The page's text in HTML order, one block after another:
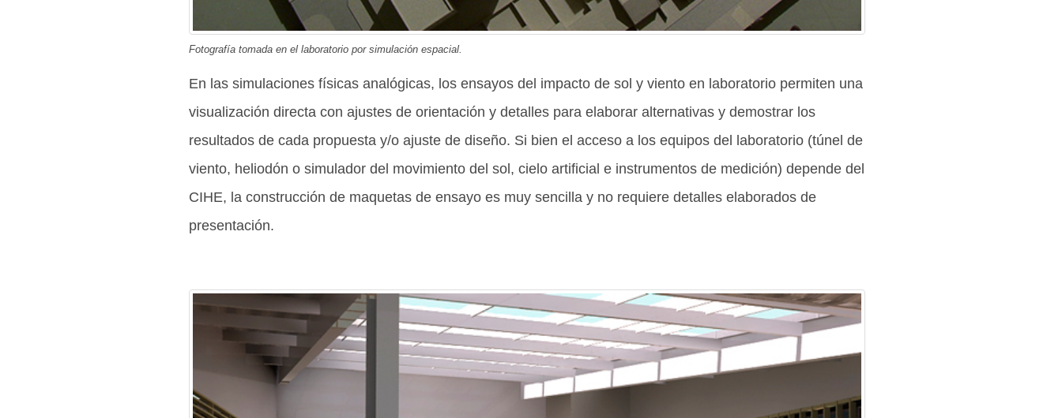
Fotografía tomada en el laboratorio por simulación espacial.
En las simulaciones físicas analógicas, los ensayos del impacto de sol y viento en laboratorio permiten una
visualización directa con ajustes de orientación y detalles para elaborar alternativas y demostrar los
resultados de cada propuesta y/o ajuste de diseño. Si bien el acceso a los equipos del laboratorio (túnel de
viento, heliodón o simulador del movimiento del sol, cielo artificial e instrumentos de medición) depende del
CIHE, la construcción de maquetas de ensayo es muy sencilla y no requiere detalles elaborados de
presentación.